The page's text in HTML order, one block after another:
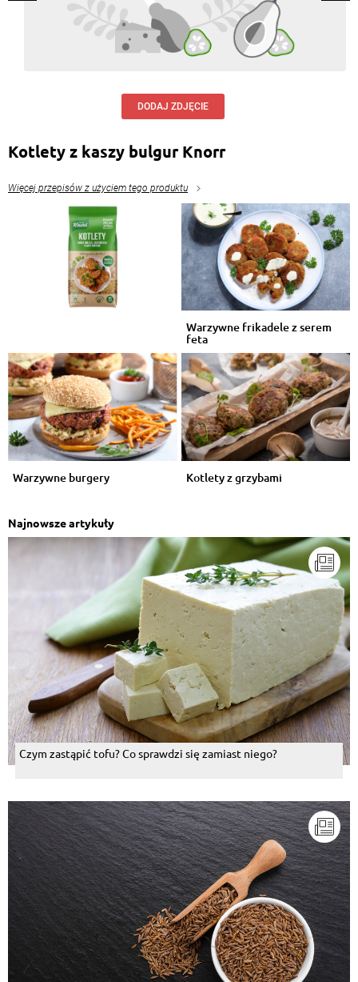
DODAJ ZDJĘCIE
Kotlety z kaszy bulgur Knorr
Więcej przepisów z użyciem tego produktu
Warzywne frikadele z serem
feta
Warzywne burgery Kotlety z grzybami
Najnowsze artykuły
Czym zastąpić tofu? Co sprawdzi się zamiast niego?